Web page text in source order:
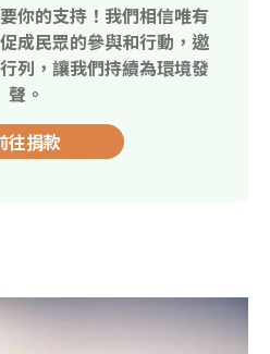
你的支持！我們相信唯有
成民眾的參與和行動，邀
列，讓我們持續為環境發
聲。
往捐款